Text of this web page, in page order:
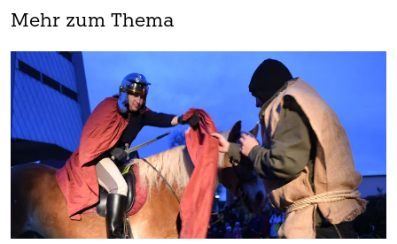
Mehr zum Thema